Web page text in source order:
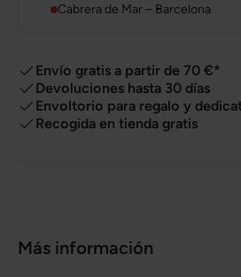
Cabrera de Mar – Barcelona
Envío gratis a partir de 70 €*
Devoluciones hasta 30 días
Envoltorio para regalo y
Recogida en tienda gratis
Más información